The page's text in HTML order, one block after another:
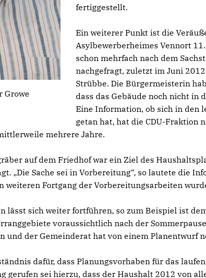
Growe
fertiggestellt.
Ein weiterer Punkt ist die
Asylbewerberheimes Vennort
schon mehrfach nach dem
nachgefragt, zuletzt im Juni
Strübbe. Die Bürgermeisterin
dass das Gebäude noch nicht in
Eine Information, ob sich in den
getan hat, hat die CDU-Fraktion
mehrere Jahre.
auf dem Friedhof war ein Ziel des
„Die Sache sei in Vorbereitung“, so lautete die
weiteren Fortgang der Vorbereitungsarbeiten
lässt sich weiter fortführen, so zum Beispiel ist
voraussichtlich nach der
und der Gemeinderat hat von einem Planentwurf
dafür, dass Planungsvorhaben für das
gerufen sei hierzu, dass der Haushalt 2012 von